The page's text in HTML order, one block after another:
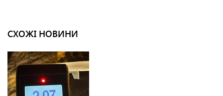
СХОЖІ НОВИНИ